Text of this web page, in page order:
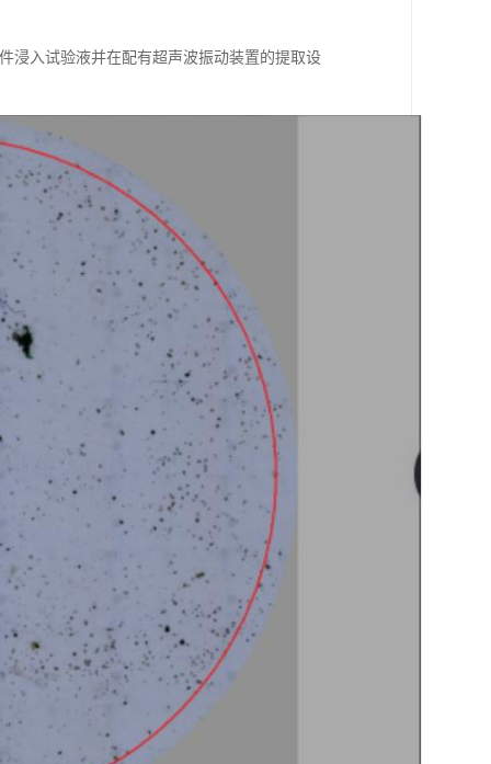
浸入试验液并在配有超声波振动装置的提取设